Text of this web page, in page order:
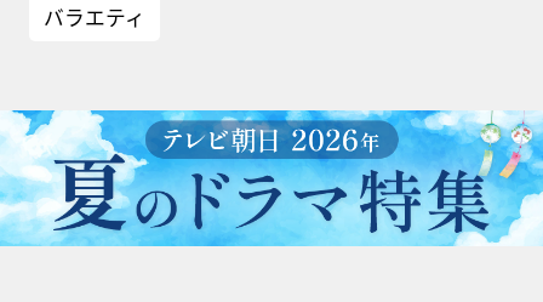
バラエティ